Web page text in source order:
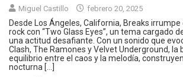
Miguel Castillo febrero 20, 2025
Desde Los Ángeles, California, Breaks irrumpe
rock con “Two Glass Eyes”, un tema cargado
una actitud desafiante. Con un sonido que
Clash, The Ramones y Velvet Underground, la
equilibrio entre el caos y la melodía,
nocturna […]